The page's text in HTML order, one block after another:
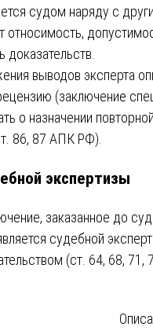
судом наряду с
относимость,
доказательств.
выводов эксперта
(заключение
о назначении
86, 87 АПК РФ).
экспертизы
заказанное до
судебной
(ст. 64, 68,